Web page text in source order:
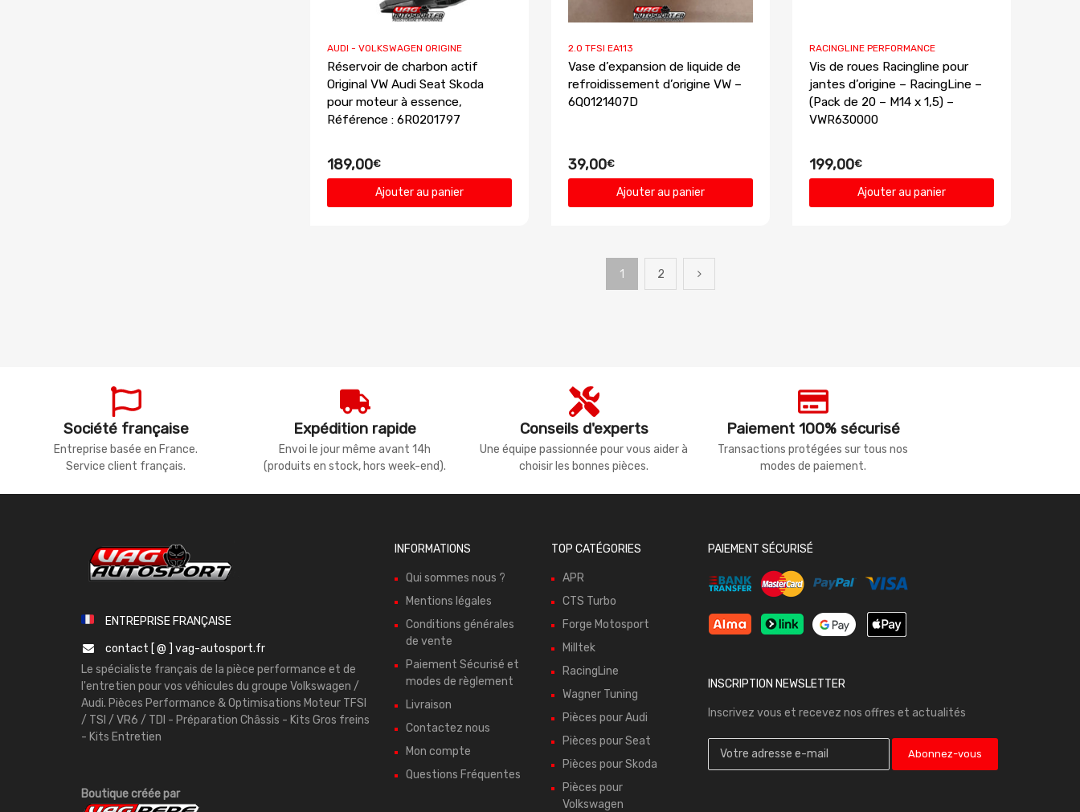
AUDI - VOLKSWAGEN ORIGINE
Réservoir de charbon actif
Original VW Audi Seat Skoda
pour moteur à essence,
Référence : 6R0201797
189,00€
Ajouter au panier
2.0 TFSI EA113
Vase d’expansion de liquide de
refroidissement d’origine VW –
6Q0121407D
39,00€
Ajouter au panier
RACINGLINE PERFORMANCE
Vis de roues Racingline pour
jantes d’origine – RacingLine –
(Pack de 20 – M14 x 1,5) –
VWR630000
199,00€
Ajouter au panier
1 2
Société française
Entreprise basée en France.
Service client français.
Expédition rapide
Envoi le jour même avant 14h
(produits en stock, hors week-end).
Conseils d'experts
Une équipe passionnée pour vous aider à
choisir les bonnes pièces.
Paiement 100% sécurisé
Transactions protégées sur tous nos
modes de paiement.
ENTREPRISE FRANÇAISE
contact [ @ ] vag-autosport.fr
Le spécialiste français de la pièce performance et de
l'entretien pour vos véhicules du groupe Volkswagen /
Audi. Pièces Performance & Optimisations Moteur TFSI
/ TSI / VR6 / TDI - Préparation Châssis - Kits Gros freins
- Kits Entretien
Boutique créée par
INFORMATIONS
Qui sommes nous ?
Mentions légales
Conditions générales
de vente
Paiement Sécurisé et
modes de règlement
Livraison
Contactez nous
Mon compte
Questions Fréquentes
TOP CATÉGORIES
APR
CTS Turbo
Forge Motosport
Milltek
RacingLine
Wagner Tuning
Pièces pour Audi
Pièces pour Seat
Pièces pour Skoda
Pièces pour
Volkswagen
PAIEMENT SÉCURISÉ
INSCRIPTION NEWSLETTER
Inscrivez vous et recevez nos offres et actualités